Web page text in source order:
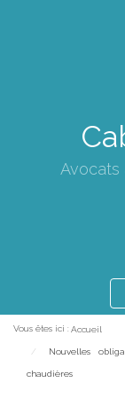
Avocats
Vous êtes ici : Accueil
Nouvelles
chaudières